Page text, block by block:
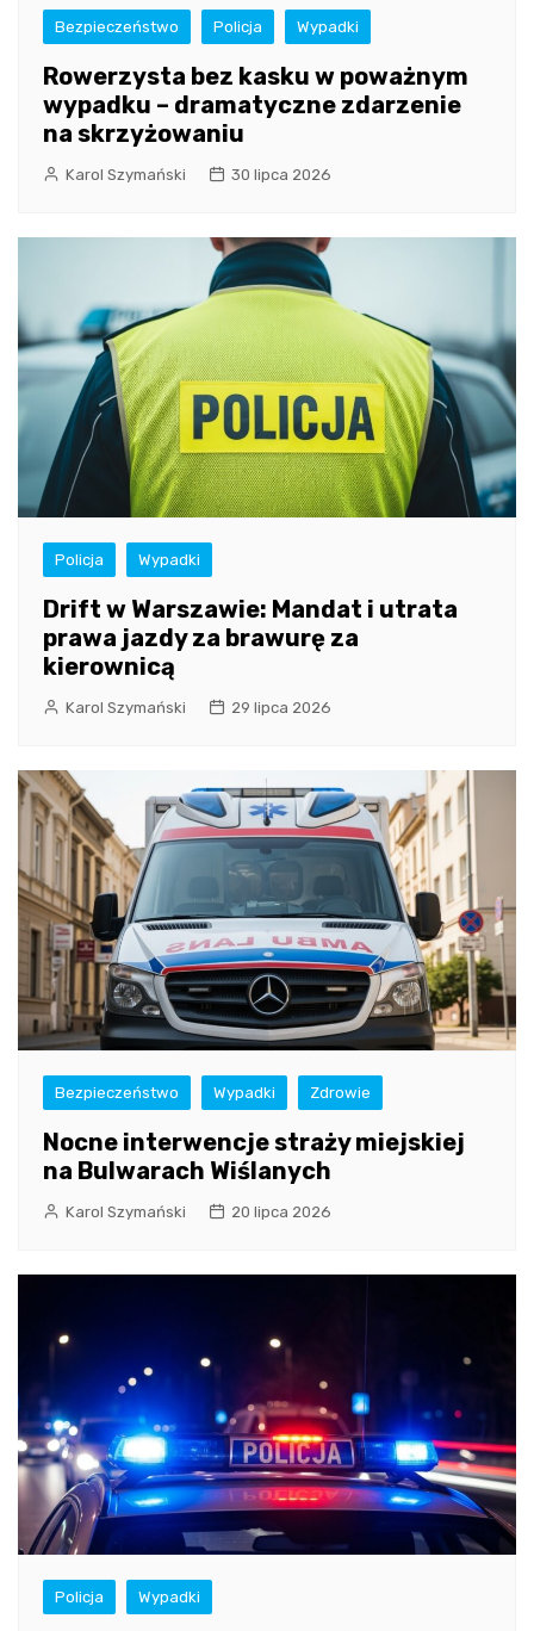
Bezpieczeństwo Policja Wypadki
Rowerzysta bez kasku w poważnym
wypadku – dramatyczne zdarzenie
na skrzyżowaniu
Karol Szymański 30 lipca 2026
Policja Wypadki
Drift w Warszawie: Mandat i utrata
prawa jazdy za brawurę za
kierownicą
Karol Szymański 29 lipca 2026
Bezpieczeństwo Wypadki Zdrowie
Nocne interwencje straży miejskiej
na Bulwarach Wiślanych
Karol Szymański 20 lipca 2026
Policja Wypadki